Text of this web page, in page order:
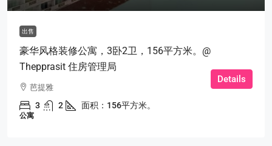
出售
豪华风格装修公寓，3卧2卫，156平方米。@
Thepprasit 住房管理局
芭提雅
3 2 面积：156平方米。
公寓
Details